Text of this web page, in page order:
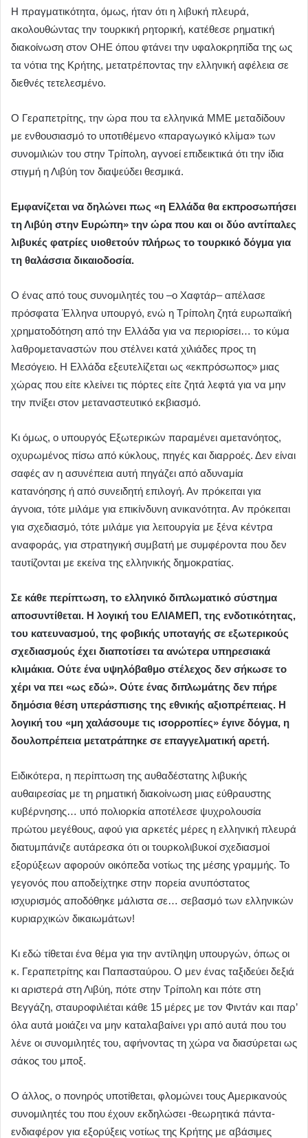
Η πραγματικότητα, όμως, ήταν ότι η λιβυκή πλευρά,
ακολουθώντας την τουρκική ρητορική, κατέθεσε ρηματική
διακοίνωση στον ΟΗΕ όπου φτάνει την υφαλοκρηπίδα της ως
τα νότια της Κρήτης, μετατρέποντας την ελληνική αφέλεια σε
διεθνές τετελεσμένο.
Ο Γεραπετρίτης, την ώρα που τα ελληνικά ΜΜΕ μεταδίδουν
με ενθουσιασμό το υποτιθέμενο «παραγωγικό κλίμα» των
συνομιλιών του στην Τρίπολη, αγνοεί επιδεικτικά ότι την ίδια
στιγμή η Λιβύη τον διαψεύδει θεσμικά.
Εμφανίζεται να δηλώνει πως «η Ελλάδα θα εκπροσωπήσει
τη Λιβύη στην Ευρώπη» την ώρα που και οι δύο αντίπαλες
λιβυκές φατρίες υιοθετούν πλήρως το τουρκικό δόγμα για
τη θαλάσσια δικαιοδοσία.
Ο ένας από τους συνομιλητές του –ο Χαφτάρ– απέλασε
πρόσφατα Έλληνα υπουργό, ενώ η Τρίπολη ζητά ευρωπαϊκή
χρηματοδότηση από την Ελλάδα για να περιορίσει… το κύμα
λαθρομεταναστών που στέλνει κατά χιλιάδες προς τη
Μεσόγειο. Η Ελλάδα εξευτελίζεται ως «εκπρόσωπος» μιας
χώρας που είτε κλείνει τις πόρτες είτε ζητά λεφτά για να μην
την πνίξει στον μεταναστευτικό εκβιασμό.
Κι όμως, ο υπουργός Εξωτερικών παραμένει αμετανόητος,
οχυρωμένος πίσω από κύκλους, πηγές και διαρροές. Δεν είναι
σαφές αν η ασυνέπεια αυτή πηγάζει από αδυναμία
κατανόησης ή από συνειδητή επιλογή. Αν πρόκειται για
άγνοια, τότε μιλάμε για επικίνδυνη ανικανότητα. Αν πρόκειται
για σχεδιασμό, τότε μιλάμε για λειτουργία με ξένα κέντρα
αναφοράς, για στρατηγική συμβατή με συμφέροντα που δεν
ταυτίζονται με εκείνα της ελληνικής δημοκρατίας.
Σε κάθε περίπτωση, το ελληνικό διπλωματικό σύστημα
αποσυντίθεται. Η λογική του ΕΛΙΑΜΕΠ, της ενδοτικότητας,
του κατευνασμού, της φοβικής υποταγής σε εξωτερικούς
σχεδιασμούς έχει διαποτίσει τα ανώτερα υπηρεσιακά
κλιμάκια. Ούτε ένα υψηλόβαθμο στέλεχος δεν σήκωσε το
χέρι να πει «ως εδώ». Ούτε ένας διπλωμάτης δεν πήρε
δημόσια θέση υπεράσπισης της εθνικής αξιοπρέπειας. Η
λογική του «μη χαλάσουμε τις ισορροπίες» έγινε δόγμα, η
δουλοπρέπεια μετατράπηκε σε επαγγελματική αρετή.
Ειδικότερα, η περίπτωση της αυθαδέστατης λιβυκής
αυθαιρεσίας με τη ρηματική διακοίνωση μιας εύθραυστης
κυβέρνησης… υπό πολιορκία αποτέλεσε ψυχρολουσία
πρώτου μεγέθους, αφού για αρκετές μέρες η ελληνική πλευρά
διατυμπάνιζε αυτάρεσκα ότι οι τουρκολιβυκοί σχεδιασμοί
εξορύξεων αφορούν οικόπεδα νοτίως της μέσης γραμμής. Το
γεγονός που αποδείχτηκε στην πορεία ανυπόστατος
ισχυρισμός αποδόθηκε μάλιστα σε… σεβασμό των ελληνικών
κυριαρχικών δικαιωμάτων!
Κι εδώ τίθεται ένα θέμα για την αντίληψη υπουργών, όπως οι
κ. Γεραπετρίτης και Παπασταύρου. Ο μεν ένας ταξιδεύει δεξιά
κι αριστερά στη Λιβύη, πότε στην Τρίπολη και πότε στη
Βεγγάζη, σταυροφιλιέται κάθε 15 μέρες με τον Φιντάν και παρ’
όλα αυτά μοιάζει να μην καταλαβαίνει γρι από αυτά που του
λένε οι συνομιλητές του, αφήνοντας τη χώρα να διασύρεται ως
σάκος του μποξ.
Ο άλλος, ο πονηρός υποτίθεται, φλομώνει τους Αμερικανούς
συνομιλητές του που έχουν εκδηλώσει -θεωρητικά πάντα-
ενδιαφέρον για εξορύξεις νοτίως της Κρήτης με αβάσιμες